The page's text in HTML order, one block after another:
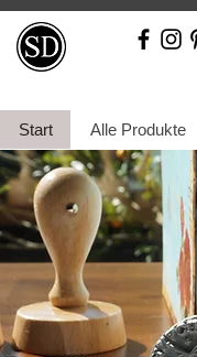
Start Alle Produkte